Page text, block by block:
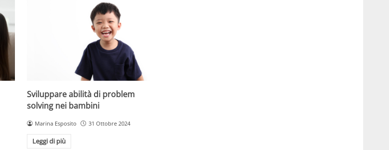
Sviluppare abilità di problem
solving nei bambini
Marina Esposito 31 Ottobre 2024
Leggi di più